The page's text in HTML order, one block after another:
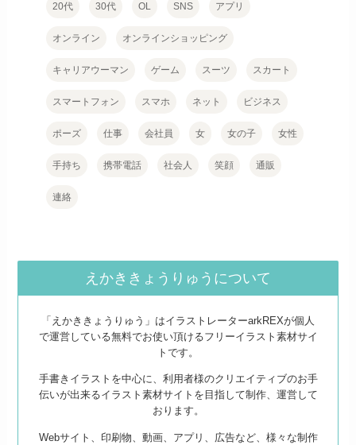
20代 30代 OL SNS アプリ
オンライン オンラインショッピング
キャリアウーマン ゲーム スーツ スカート
スマートフォン スマホ ネット ビジネス
ポーズ 仕事 会社員 女 女の子 女性
手持ち 携帯電話 社会人 笑顔 通販
連絡
えかききょうりゅうについて
「えかききょうりゅう」はイラストレーターarkREXが個人
で運営している無料でお使い頂けるフリーイラスト素材サイ
トです。
手書きイラストを中心に、利用者様のクリエイティブのお手
伝いが出来るイラスト素材サイトを目指して制作、運営して
おります。
Webサイト、印刷物、動画、アプリ、広告など、様々な制作